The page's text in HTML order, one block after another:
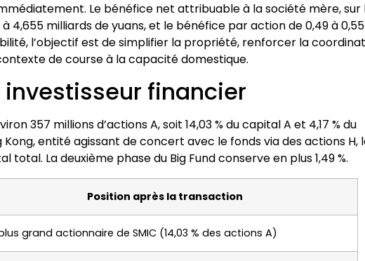
Le bénéfice net attribuable à la société mère, sur
4,655 milliards de yuans, et le bénéfice par action de 0,49 à 0,55
l’objectif est de simplifier la propriété, renforcer la
de course à la capacité domestique.
investisseur financier
357 millions d’actions A, soit 14,03 % du capital A et 4,17 % du
entité agissant de concert avec le fonds via des actions H,
La deuxième phase du Big Fund conserve en plus 1,49 %.
Position après la transaction
grand actionnaire de SMIC (14,03 % des actions A)